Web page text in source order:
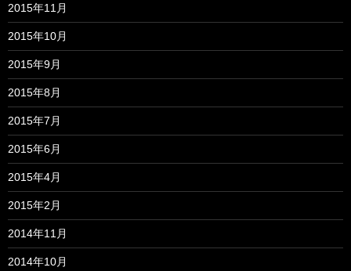
2015年11月
2015年10月
2015年9月
2015年8月
2015年7月
2015年6月
2015年4月
2015年2月
2014年11月
2014年10月